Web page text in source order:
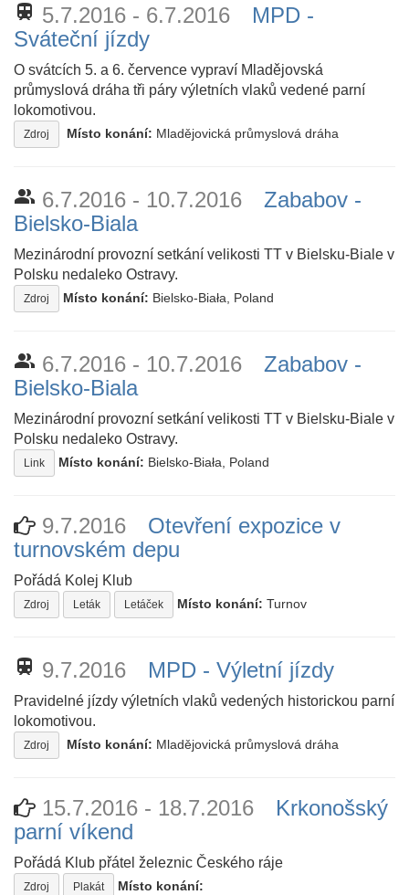
train 5.7.2016 - 6.7.2016
MPD -
Sváteční jízdy
O svátcích 5. a 6. července vypraví Mladějovská
průmyslová dráha tři páry výletních vlaků vedené parní
lokomotivou.
Zdroj Místo konání: Mladějovická průmyslová dráha
people_alt 6.7.2016 - 10.7.2016
Zababov -
Bielsko-Biala
Mezinárodní provozní setkání velikosti TT v Bielsku-Biale v
Polsku nedaleko Ostravy.
Zdroj Místo konání: Bielsko-Biała, Poland
people_alt 6.7.2016 - 10.7.2016
Zababov -
Bielsko-Biala
Mezinárodní provozní setkání velikosti TT v Bielsku-Biale v
Polsku nedaleko Ostravy.
Link Místo konání: Bielsko-Biała, Poland
9.7.2016
Otevření expozice v
turnovském depu
Pořádá Kolej Klub
Zdroj Leták Letáček Místo konání: Turnov
train 9.7.2016 MPD - Výletní jízdy
Pravidelné jízdy výletních vlaků vedených historickou parní
lokomotivou.
Zdroj Místo konání: Mladějovická průmyslová dráha
15.7.2016 - 18.7.2016
Krkonošský
parní víkend
Pořádá Klub přátel železnic Českého ráje
Zdroj Plakát
Místo konání: